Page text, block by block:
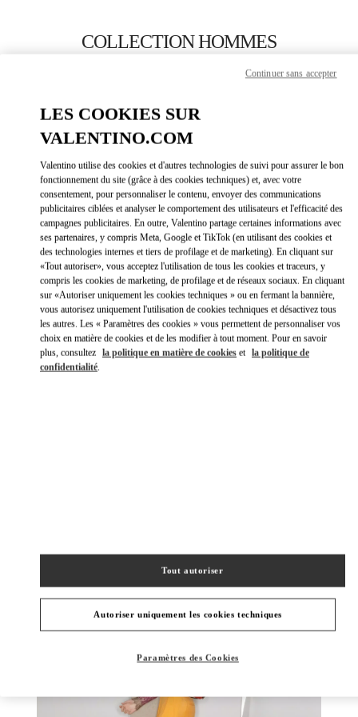
COLLECTION HOMMES
APPELLE MAINTENANT
PLUS DE DÉTAILS
OBTENIR DES DIRECTIONSLINK
Link Opens in New Tab
LES COOKIES SUR
VALENTINO.COM
Valentino utilise des cookies et d'autres technologies de suivi pour assurer le bon
fonctionnement du site (grâce à des cookies techniques) et, avec votre
consentement, pour personnaliser le contenu, envoyer des communications
publicitaires ciblées et analyser le comportement des utilisateurs et l'efficacité des
campagnes publicitaires. En outre, Valentino partage certaines informations avec
ses partenaires, y compris Meta, Google et TikTok (en utilisant des cookies et
des technologies internes et tiers de profilage et de marketing). En cliquant sur
«Tout autoriser», vous acceptez l'utilisation de tous les cookies et traceurs, y
compris les cookies de marketing, de profilage et de réseaux sociaux. En cliquant
sur «Autoriser uniquement les cookies techniques » ou en fermant la bannière,
vous autorisez uniquement l'utilisation de cookies techniques et désactivez tous
les autres. Les « Paramètres des cookies » vous permettent de personnaliser vos
choix en matière de cookies et de les modifier à tout moment. Pour en savoir
plus, consultez la politique en matière de cookies et la politique de
confidentialité.
Autoriser uniquement les cookies techniques
Tout autoriser
Paramètres des Cookies
Continuer sans accepter